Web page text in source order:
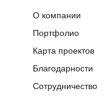
О компании
Портфолио
Карта проектов
Благодарности
Сотрудничество